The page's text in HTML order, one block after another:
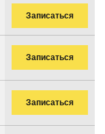
Записаться
Записаться
Записаться